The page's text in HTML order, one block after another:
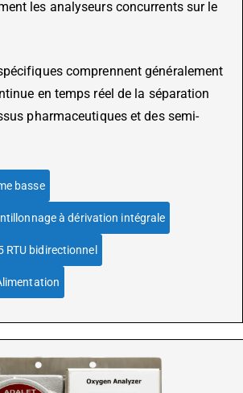
les analyseurs concurrents sur le
comprennent généralement
en temps réel de la séparation
pharmaceutiques et des semi-
basse
à dérivation intégrale
RTU bidirectionnel